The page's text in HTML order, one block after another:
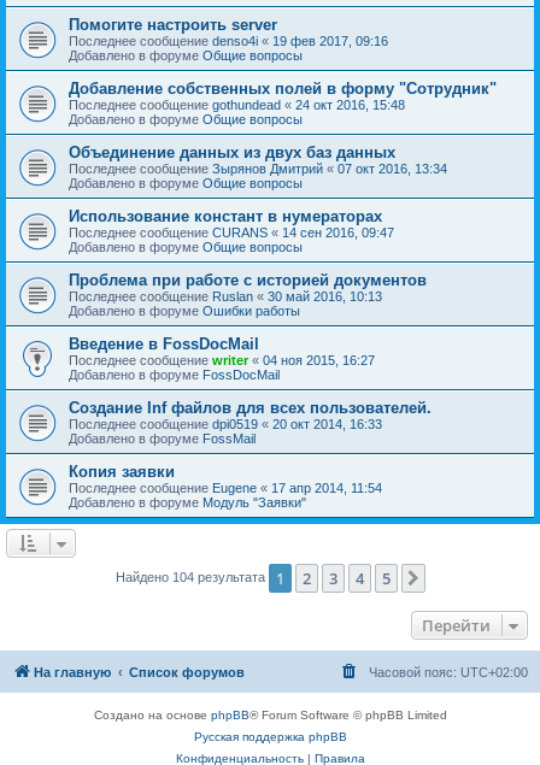
Помогите настроить server
Последнее сообщение denso4i « 19 фев 2017, 09:16
Добавлено в форуме Общие вопросы
Добавление собственных полей в форму "Сотрудник"
Последнее сообщение gothundead « 24 окт 2016, 15:48
Добавлено в форуме Общие вопросы
Объединение данных из двух баз данных
Последнее сообщение Зырянов Дмитрий « 07 окт 2016, 13:34
Добавлено в форуме Общие вопросы
Использование констант в нумераторах
Последнее сообщение CURANS « 14 сен 2016, 09:47
Добавлено в форуме Общие вопросы
Проблема при работе с историей документов
Последнее сообщение Ruslan « 30 май 2016, 10:13
Добавлено в форуме Ошибки работы
Введение в FossDocMail
Последнее сообщение writer« 04 ноя 2015, 16:27
Добавлено в форуме FossDocMail
Создание Inf файлов для всех пользователей.
Последнее сообщение dpi0519 « 20 окт 2014, 16:33
Добавлено в форуме FossMail
Копия заявки
Последнее сообщение Eugene « 17 апр 2014, 11:54
Добавлено в форуме Модуль "Заявки"
Найдено 104 результата 1 2 3 4 5
Перейти
На главную Список форумов Часовой пояс: UTC+02:00
Создано на основе phpBB® Forum Software © phpBB Limited
Русская поддержка phpBB
Конфиденциальность| Правила